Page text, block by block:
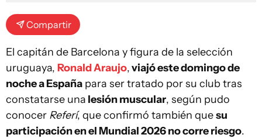
Compartir
El capitán de Barcelona y figura de la selección
uruguaya, Ronald Araujo,viajó este domingo de
noche a España para ser tratado por su club tras
constatarse una lesión muscular, según pudo
conocer Referí, que confirmó también quesu
participación en el Mundial 2026 no corre riesgo.